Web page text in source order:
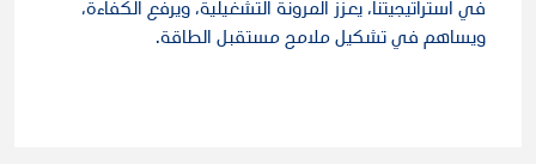
في استراتيجيتنا، يعزز المرونة التشغيلية، ويرفع الكفاءة،
ويساهم في تشكيل ملامح مستقبل الطاقة.